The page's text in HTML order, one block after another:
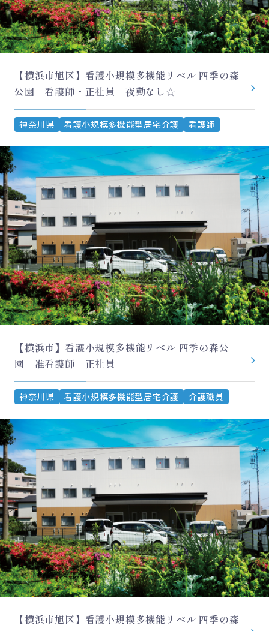
【横浜市旭区】看護小規模多機能リベル 四季の森
公園 看護師・正社員 夜勤なし☆
神奈川県 看護小規模多機能型居宅介護 看護師
【横浜市】看護小規模多機能リベル 四季の森公
園 准看護師 正社員
神奈川県 看護小規模多機能型居宅介護 介護職員
【横浜市旭区】看護小規模多機能リベル 四季の森